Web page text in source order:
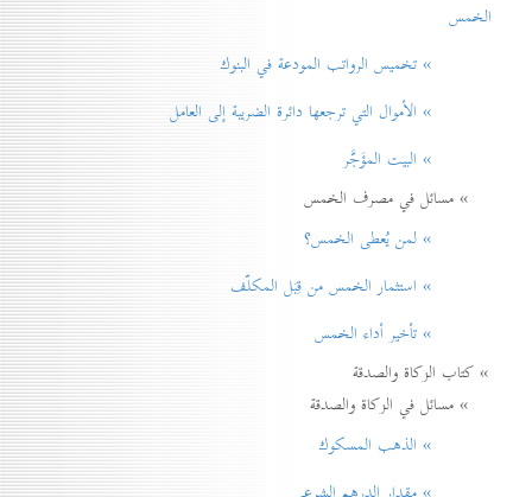
الخمس
» تخميس الرواتب المودعة في البنوك
» الأموال التي ترجعها دائرة الضريبة إلی العامل
» البيت المؤَجَّر
» مسائل في مصرف الخمس
» لمن يُعطی الخمس؟
» استثمار الخمس من قِبَل المكلّف
» تأخير أداء الخمس
» كتاب الزكاة والصدقة
» مسائل في الزكاة والصدقة
» الذهب المسكوك